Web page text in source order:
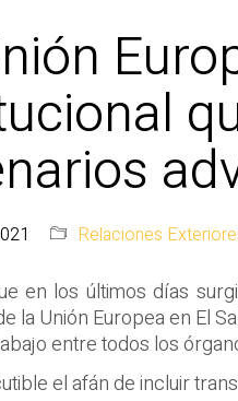
Relaciones
en los últimos días
la Unión Europea en El
entre todos los
el afán de incluir